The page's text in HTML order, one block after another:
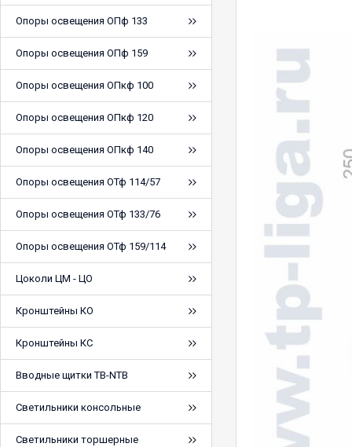
Опоры освещения ОПф 133
Опоры освещения ОПф 159
Опоры освещения ОПкф 100
Опоры освещения ОПкф 120
Опоры освещения ОПкф 140
Опоры освещения ОТф 114/57
Опоры освещения ОТф 133/76
Опоры освещения ОТф 159/114
Цоколи ЦМ - ЦО
Кронштейны КО
Кронштейны КС
Вводные щитки ТВ-NTB
Светильники консольные
Светильники торшерные